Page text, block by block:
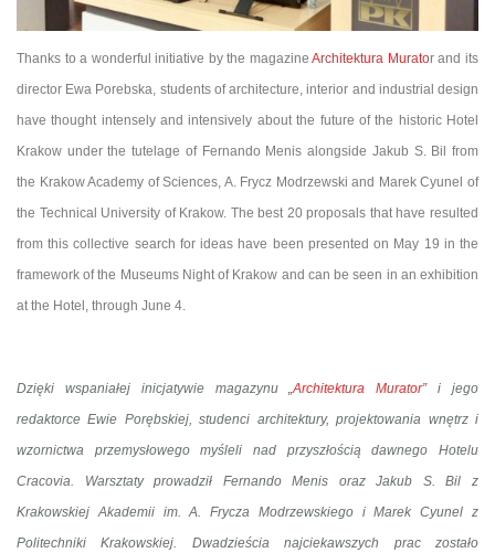
Thanks to a wonderful initiative by the magazineArchitektura Murator and its
director Ewa Porebska, students of architecture, interior and industrial design
have thought intensely and intensively about the future of the historic Hotel
Krakow under the tutelage of Fernando Menis alongside Jakub S. Bil from
the Krakow Academy of Sciences, A. Frycz Modrzewski and Marek Cyunel of
the Technical University of Krakow. The best 20 proposals that have resulted
from this collective search for ideas have been presented on May 19 in the
framework of the Museums Night of Krakow and can be seen in an exhibition
at the Hotel, through June 4.
Dzięki wspaniałej inicjatywie magazynu„Architektura Murator”i jego
redaktorce Ewie Porębskiej, studenci architektury, projektowania wnętrz i
wzornictwa przemysłowego myśleli nad przyszłością dawnego Hotelu
Cracovia. Warsztaty prowadził Fernando Menis oraz Jakub S. Bil z
Krakowskiej Akademii im. A. Frycza Modrzewskiego i Marek Cyunel z
Politechniki Krakowskiej. Dwadzieścia najciekawszych prac zostało